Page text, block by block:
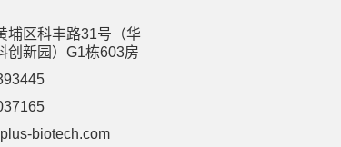
埔区科丰路31号（华
创新园）G1栋603房
biotech.com